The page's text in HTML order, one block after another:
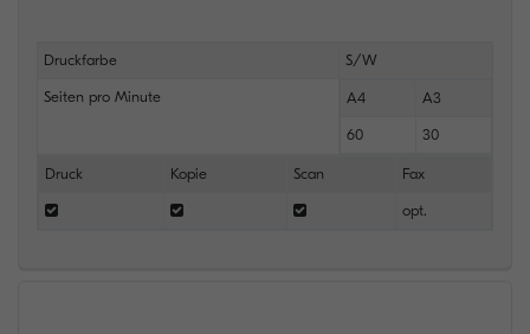
Druckfarbe S/W
Seiten pro Minute A4 A3
60 30
Druck Kopie Scan Fax
opt.